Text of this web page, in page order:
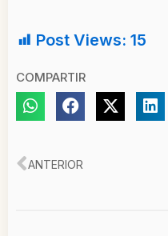
Post Views: 15
COMPARTIR
Ant
ANTERIOR